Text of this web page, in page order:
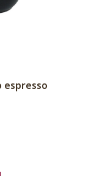
espresso